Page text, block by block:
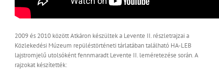
2009 és 2010 között Atkáron készültek a Levente II. részletrajzai a
Közlekedési Múzeum repüléstörténeti tárlatában található HA-LEB
lajstromjelű utolsóként fennmaradt Levente II. leméretezése során. A
rajzokat készítették: